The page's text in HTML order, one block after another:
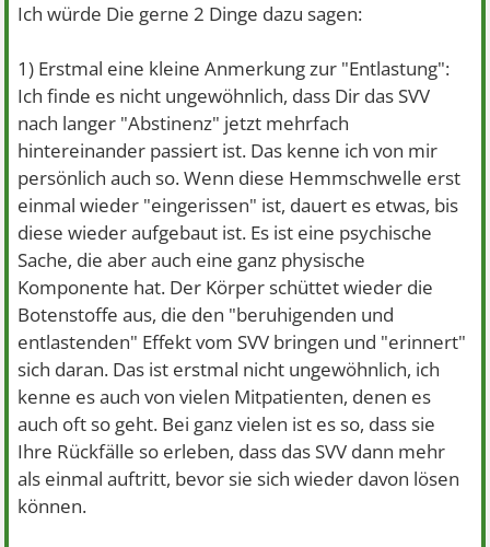
Ich würde Die gerne 2 Dinge dazu sagen:
1) Erstmal eine kleine Anmerkung zur "Entlastung":
Ich finde es nicht ungewöhnlich, dass Dir das SVV
nach langer "Abstinenz" jetzt mehrfach
hintereinander passiert ist. Das kenne ich von mir
persönlich auch so. Wenn diese Hemmschwelle erst
einmal wieder "eingerissen" ist, dauert es etwas, bis
diese wieder aufgebaut ist. Es ist eine psychische
Sache, die aber auch eine ganz physische
Komponente hat. Der Körper schüttet wieder die
Botenstoffe aus, die den "beruhigenden und
entlastenden" Effekt vom SVV bringen und "erinnert"
sich daran. Das ist erstmal nicht ungewöhnlich, ich
kenne es auch von vielen Mitpatienten, denen es
auch oft so geht. Bei ganz vielen ist es so, dass sie
Ihre Rückfälle so erleben, dass das SVV dann mehr
als einmal auftritt, bevor sie sich wieder davon lösen
können.